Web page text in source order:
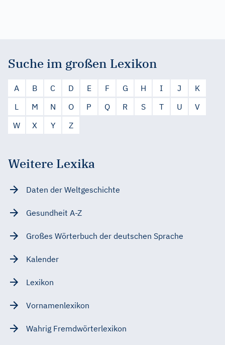
Suche im großen Lexikon
A B C D E F G H I J
K
L
M N O P Q R S T U
V
W
X Y Z
Weitere Lexika
Daten der Weltgeschichte
Gesundheit A-Z
Großes Wörterbuch der deutschen Sprache
Kalender
Lexikon
Vornamenlexikon
Wahrig Fremdwörterlexikon